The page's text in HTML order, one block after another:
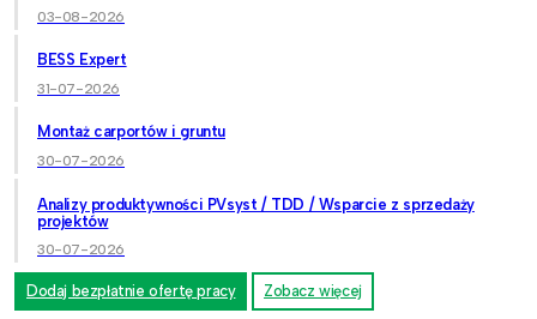
03-08-2026
BESS Expert
31-07-2026
Montaż carportów i gruntu
30-07-2026
Analizy produktywności PVsyst / TDD / Wsparcie z sprzedaży
projektów
30-07-2026
Dodaj bezpłatnie ofertę pracy Zobacz więcej